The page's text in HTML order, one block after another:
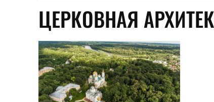
ЦЕРКОВНАЯ